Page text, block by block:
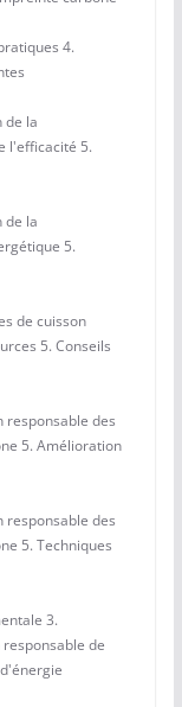
4.
de la
l'efficacité 5.
de la
5.
de cuisson
5. Conseils
responsable des
5. Amélioration
responsable des
5. Techniques
3.
de